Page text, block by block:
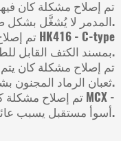
M1887 - المدمر لا يُشغَّل بشكل صحيح.
بمسند الكتف القابل للطي مرتفعًا أكثر من اللازم.
بسلاح Bizon - ثعبان الرماد المجنون بشكل غير صحيح.
أسوأ مستقبل يسبب عائقًا بصريًا.